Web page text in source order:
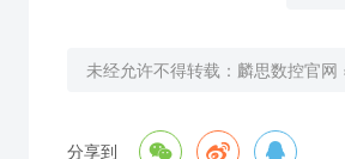
未经允许不得转载： 麟思数控官网
分享到   